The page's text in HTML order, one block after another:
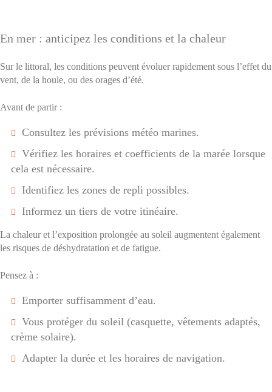
En mer : anticipez les conditions et la chaleur
Sur le littoral, les conditions peuvent évoluer rapidement sous l’effet du
vent, de la houle, ou des orages d’été.
Avant de partir :
Consultez les prévisions météo marines.
Vérifiez les horaires et coefficients de la marée lorsque
cela est nécessaire.
Identifiez les zones de repli possibles.
Informez un tiers de votre itinéaire.
La chaleur et l’exposition prolongée au soleil augmentent également
les risques de déshydratation et de fatigue.
Pensez à :
Emporter suffisamment d’eau.
Vous protéger du soleil (casquette, vêtements adaptés,
crème solaire).
Adapter la durée et les horaires de navigation.